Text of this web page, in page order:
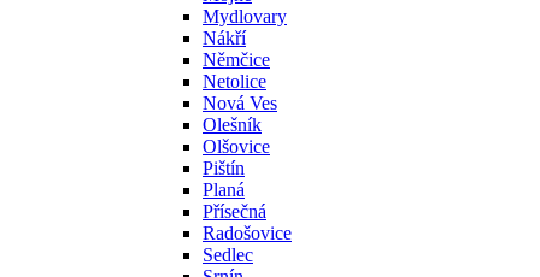
Mydlovary
Nákří
Němčice
Netolice
Nová Ves
Olešník
Olšovice
Pištín
Planá
Přísečná
Radošovice
Sedlec